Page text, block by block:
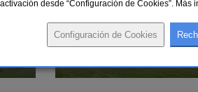
Casa Rural Casa Chino
desde “Configuración de Cookies”. Más